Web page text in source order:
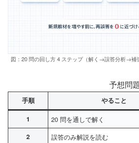
図：20 問の回し方 4 ステップ（解く→誤答分析→補
予想問
手順 やること
1 20 問を通しで解く
2 誤答のみ解説を読む